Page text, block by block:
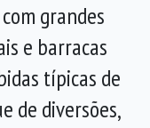
grandes
e barracas
típicas de
de diversões,